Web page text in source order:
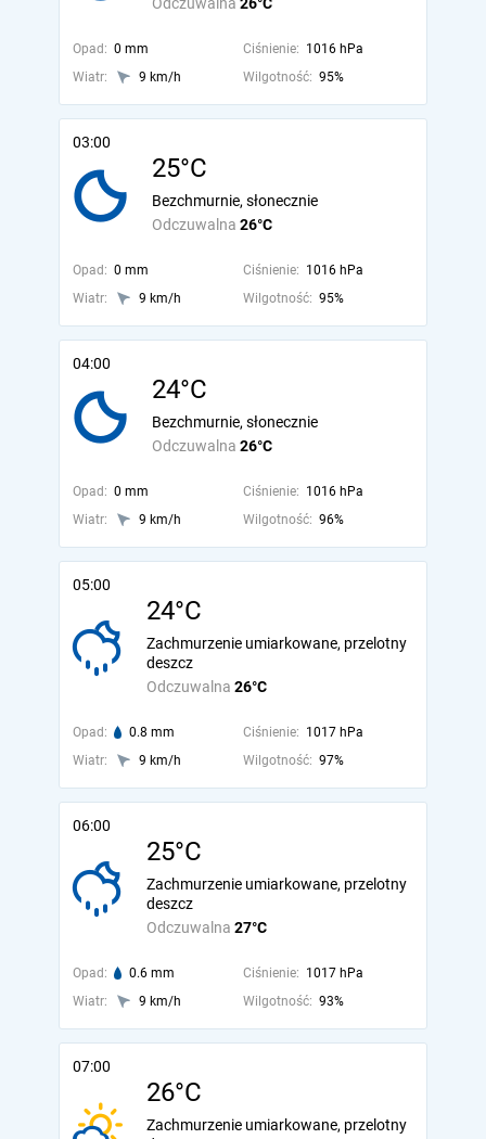
Opad: 0 mm Ciśnienie: 1016 hPa
Wiatr:
9 km/h Wilgotność: 95%
03:00
25°C
Odczuwalna 26°C
Bezchmurnie, słonecznie
Opad: 0 mm Ciśnienie: 1016 hPa
Wiatr:
9 km/h Wilgotność: 95%
04:00
24°C
Odczuwalna 26°C
Bezchmurnie, słonecznie
Opad: 0 mm Ciśnienie: 1016 hPa
Wiatr:
9 km/h Wilgotność: 96%
05:00
24°C
Odczuwalna 26°C
Zachmurzenie umiarkowane, przelotny
deszcz
Opad: 0.8 mm Ciśnienie: 1017 hPa
Wiatr:
9 km/h Wilgotność: 97%
06:00
25°C
Odczuwalna 27°C
Zachmurzenie umiarkowane, przelotny
deszcz
Opad: 0.6 mm Ciśnienie: 1017 hPa
Wiatr:
9 km/h Wilgotność: 93%
07:00
26°C
Zachmurzenie umiarkowane, przelotny